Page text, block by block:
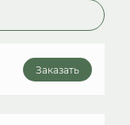
Заказать